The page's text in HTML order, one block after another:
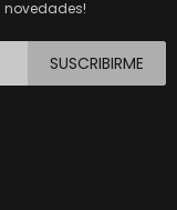
novedades!
SUSCRIBIRME